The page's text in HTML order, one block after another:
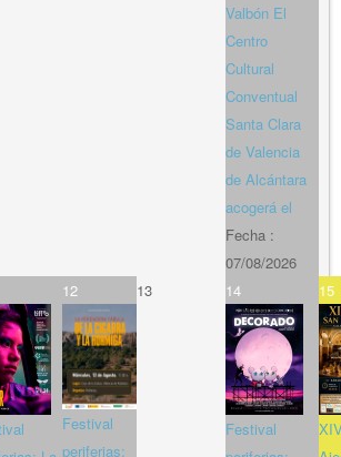
Valbón El
Centro
Cultural
Conventual
Santa Clara
de Valencia
de Alcántara
acogerá el
Fecha :
07/08/2026
12
Festival
periferias:
13 14
Festival
15